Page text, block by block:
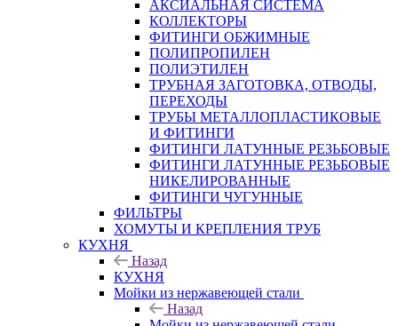
АКСИАЛЬНАЯ СИСТЕМА
КОЛЛЕКТОРЫ
ФИТИНГИ ОБЖИМНЫЕ
ПОЛИПРОПИЛЕН
ПОЛИЭТИЛЕН
ТРУБНАЯ ЗАГОТОВКА, ОТВОДЫ,
ПЕРЕХОДЫ
ТРУБЫ МЕТАЛЛОПЛАСТИКОВЫЕ
И ФИТИНГИ
ФИТИНГИ ЛАТУННЫЕ РЕЗЬБОВЫЕ
ФИТИНГИ ЛАТУННЫЕ РЕЗЬБОВЫЕ
НИКЕЛИРОВАННЫЕ
ФИТИНГИ ЧУГУННЫЕ
ФИЛЬТРЫ
ХОМУТЫ И КРЕПЛЕНИЯ ТРУБ
КУХНЯ
Назад
КУХНЯ
Мойки из нержавеющей стали
Назад